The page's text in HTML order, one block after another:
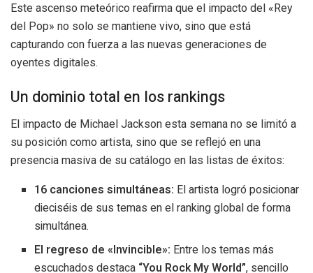
Este ascenso meteórico reafirma que el impacto del «Rey
del Pop» no solo se mantiene vivo, sino que está
capturando con fuerza a las nuevas generaciones de
oyentes digitales.
Un dominio total en los rankings
El impacto de Michael Jackson esta semana no se limitó a
su posición como artista, sino que se reflejó en una
presencia masiva de su catálogo en las listas de éxitos:
16 canciones simultáneas: El artista logró posicionar
dieciséis de sus temas en el ranking global de forma
simultánea.
El regreso de «Invincible»: Entre los temas más
escuchados destaca “You Rock My World”, sencillo